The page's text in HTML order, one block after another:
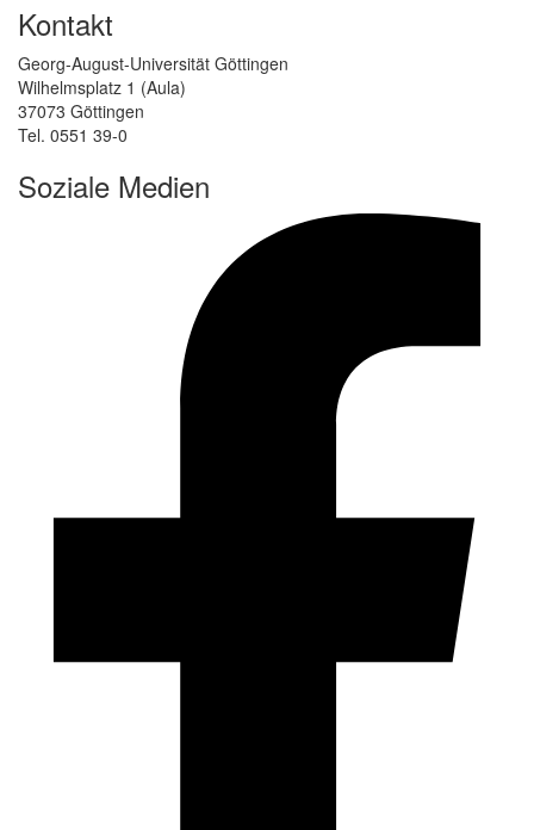
Kontakt
Georg-August-Universität Göttingen
Wilhelmsplatz 1 (Aula)
37073 Göttingen
Tel. 0551 39-0
Soziale Medien